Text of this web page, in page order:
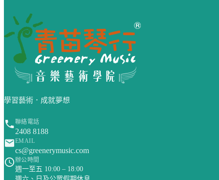
學習藝術．成就夢想
聯絡電話
2408 8188
EMAIL
cs@greenerymusic.com
辦公時間
週一至五 10:00 – 18:00